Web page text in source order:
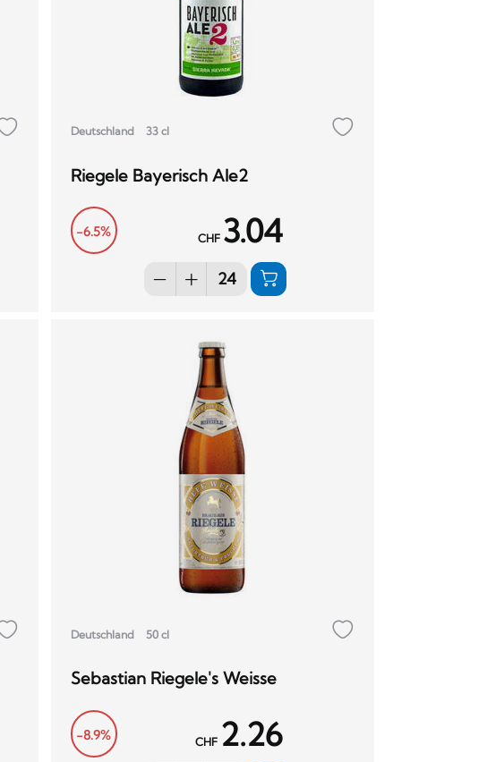
Deutschland 33 cl
Riegele Bayerisch Ale2
-6.5% CHF 3.04
Deutschland 50 cl
Sebastian Riegele's Weisse
-8.9% CHF 2.26